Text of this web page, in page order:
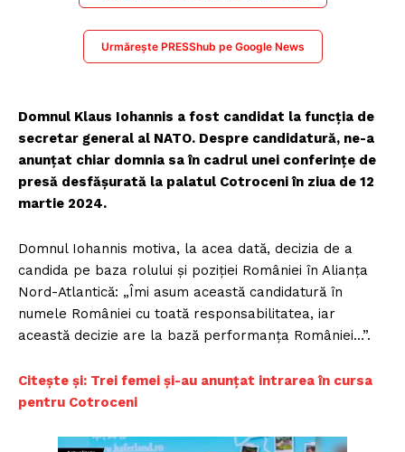
Urmărește PRESShub pe Google News
Domnul Klaus Iohannis a fost candidat la funcția de
secretar general al NATO. Despre candidatură, ne-a
anunțat chiar domnia sa în cadrul unei conferințe de
presă desfășurată la palatul Cotroceni în ziua de 12
martie 2024.
Domnul Iohannis motiva, la acea dată, decizia de a
candida pe baza rolului și poziției României în Alianța
Nord-Atlantică: „Îmi asum această candidatură în
numele României cu toată responsabilitatea, iar
această decizie are la bază performanța României…”.
Citește și: Trei femei și-au anunțat intrarea în cursa
pentru Cotroceni